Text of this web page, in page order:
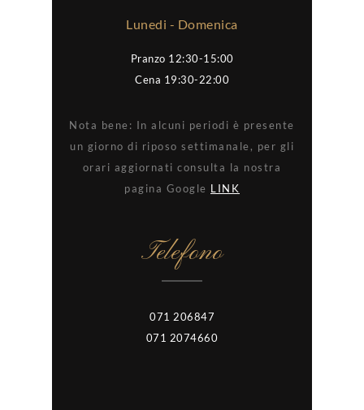
Lunedi - Domenica
Pranzo 12:30-15:00
Cena 19:30-22:00
Nota bene: In alcuni periodi è presente
un giorno di riposo settimanale, per gli
orari aggiornati consulta la nostra
pagina Google LINK
Telefono
071 206847
071 2074660